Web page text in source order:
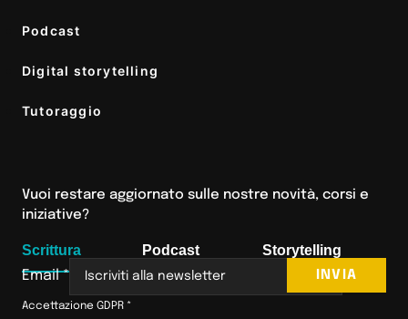
Podcast
Digital storytelling
Tutoraggio
Vuoi restare aggiornato sulle nostre novità, corsi e
iniziative?
Scrittura
Email*
Accettazione GDPR *
INVIA
Podcast Storytelling